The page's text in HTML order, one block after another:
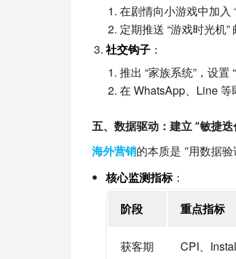
在剧情向小游戏中加入
定期推送 “游戏时光机”
社交钩子 ：
推出 “家族系统”，设置
在 WhatsApp、Line 等
五、数据驱动：建立 “敏捷
海外营销的本质是 “用数据
核心监测指标：
阶段
重点指标
获客期 CPI、